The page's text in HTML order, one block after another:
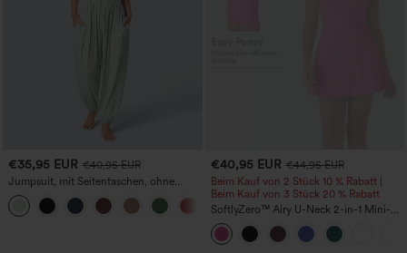
€35,95 EUR €40,95 EUR
Jumpsuit, mit Seitentaschen, ohne
Ärmel, plissiert Rippstrick, rückenfrei
+4
€40,95 EUR €44,95 EUR
Beim Kauf von 2 Stück 10 % Rabatt |
Beim Kauf von 3 Stück 20 % Rabatt
SoftlyZero™ Airy U-Neck 2-in-1 Mini-
Kleid mit Tasche, InstantCool Tanz-
Sportkleid - kinderleicht